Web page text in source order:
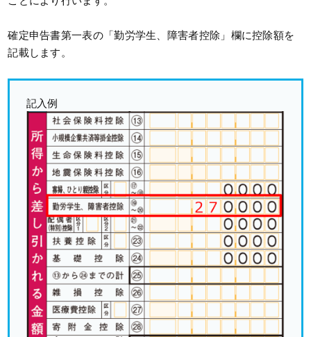
確定申告書第一表の「勤労学生、障害者控除」欄に控除額を
記載します。
記入例